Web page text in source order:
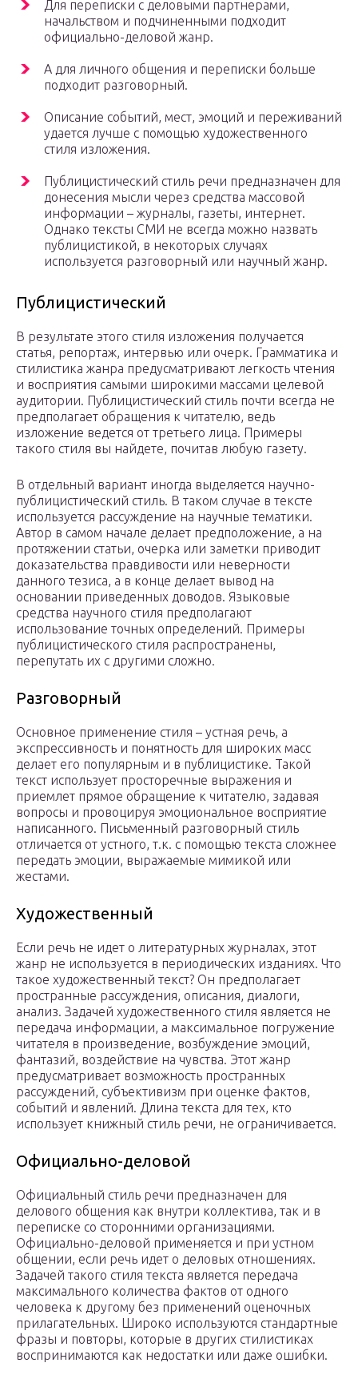
Для переписки с деловыми партнерами,
начальством и подчиненными подходит
официально-деловой жанр.
А для личного общения и переписки больше
подходит разговорный.
Описание событий, мест, эмоций и переживаний
удается лучше с помощью художественного
стиля изложения.
Публицистический стиль речи предназначен для
донесения мысли через средства массовой
информации – журналы, газеты, интернет.
Однако тексты СМИ не всегда можно назвать
публицистикой, в некоторых случаях
используется разговорный или научный жанр.
Публицистический
В результате этого стиля изложения получается
статья, репортаж, интервью или очерк. Грамматика и
стилистика жанра предусматривают легкость чтения
и восприятия самыми широкими массами целевой
аудитории. Публицистический стиль почти всегда не
предполагает обращения к читателю, ведь
изложение ведется от третьего лица. Примеры
такого стиля вы найдете, почитав любую газету.
В отдельный вариант иногда выделяется научно-
публицистический стиль. В таком случае в тексте
используется рассуждение на научные тематики.
Автор в самом начале делает предположение, а на
протяжении статьи, очерка или заметки приводит
доказательства правдивости или неверности
данного тезиса, а в конце делает вывод на
основании приведенных доводов. Языковые
средства научного стиля предполагают
использование точных определений. Примеры
публицистического стиля распространены,
перепутать их с другими сложно.
Разговорный
Основное применение стиля – устная речь, а
экспрессивность и понятность для широких масс
делает его популярным и в публицистике. Такой
текст использует просторечные выражения и
приемлет прямое обращение к читателю, задавая
вопросы и провоцируя эмоциональное восприятие
написанного. Письменный разговорный стиль
отличается от устного, т.к. с помощью текста сложнее
передать эмоции, выражаемые мимикой или
жестами.
Художественный
Если речь не идет о литературных журналах, этот
жанр не используется в периодических изданиях. Что
такое художественный текст? Он предполагает
пространные рассуждения, описания, диалоги,
анализ. Задачей художественного стиля является не
передача информации, а максимальное погружение
читателя в произведение, возбуждение эмоций,
фантазий, воздействие на чувства. Этот жанр
предусматривает возможность пространных
рассуждений, субъективизм при оценке фактов,
событий и явлений. Длина текста для тех, кто
использует книжный стиль речи, не ограничивается.
Официально-деловой
Официальный стиль речи предназначен для
делового общения как внутри коллектива, так и в
переписке со сторонними организациями.
Официально-деловой применяется и при устном
общении, если речь идет о деловых отношениях.
Задачей такого стиля текста является передача
максимального количества фактов от одного
человека к другому без применений оценочных
прилагательных. Широко используются стандартные
фразы и повторы, которые в других стилистиках
воспринимаются как недостатки или даже ошибки.